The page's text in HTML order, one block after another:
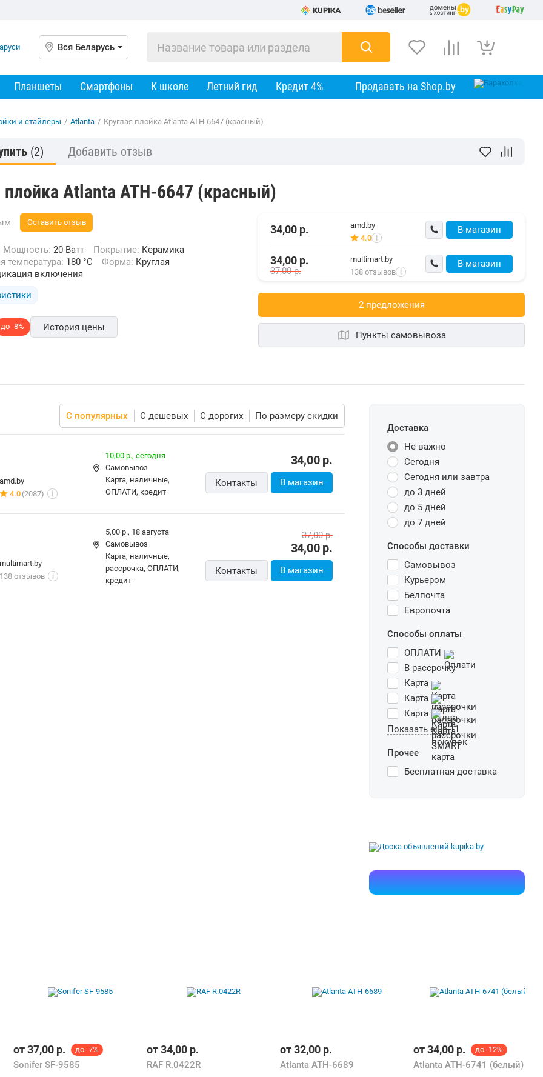
Вся Беларусь
Планшеты Смартфоны К школе Летний гид Кредит 4% Продавать на Shop.by
и стайлеры / Atlanta / Круглая плойка Atlanta ATH-6647 (красный)
(2) Добавить отзыв
плойка Atlanta ATH-6647 (красный)
Оставить отзыв
Мощность: 20 Ватт Покрытие: Керамика
температура: 180 °С Форма: Круглая
включения
до -8% История цены
В магазин
34,00 р.
amd.by
4.0 i
В магазин
34,00 р.
37,00р.
multimart.by
138 отзывов i
2 предложения
Пункты самовывоза
С популярных С дешевых С дорогих По размеру скидки
amd.by
10,00 р.,сегодня
Самовывоз
карта, наличные,
34,00р.
Контакты В магазин
5,00 р.,18 августа
Самовывоз
34,00р.
37,00
Доставка
Не важно
Сегодня
Сегодня или завтра
до 3 дней
до 5 дней
до 7 дней
Способы доставки
Самовывоз
Курьером
Белпочта
Европочта
Способы оплаты
ОПЛАТИ
В рассрочку
Карта
Карта
Карта
Показать еще 11
Прочее
Бесплатная доставка
от37,00 р. до -7%
Sonifer SF-9585
от34,00 р.
RAF R.0422R
от32,00 р.
Atlanta ATH-6689
от34,00 р. до -12%
Atlanta ATH-6741 (белый)